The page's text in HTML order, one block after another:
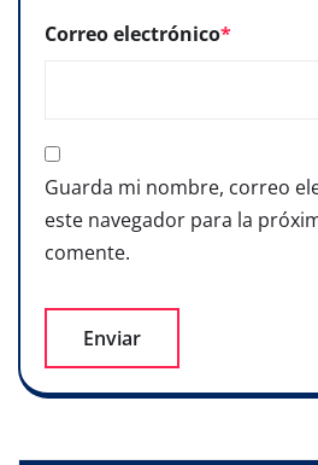
Correo electrónico*
Guarda mi nombre, correo
este navegador para la
comente.